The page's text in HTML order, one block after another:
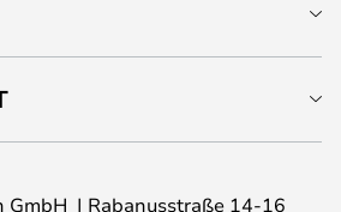
GmbH Rabanusstraße 14-16